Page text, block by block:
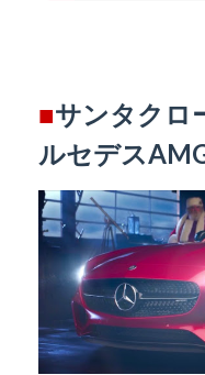
■サンタクロ
ルセデス